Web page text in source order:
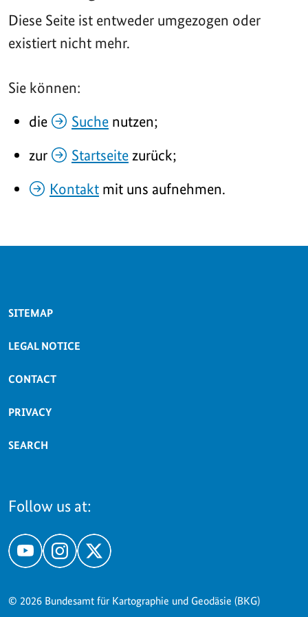
Diese Seite ist entweder umgezogen oder
existiert nicht mehr.
Sie können:
die
Suche nutzen;
zur
Startseite zurück;
Kontakt mit uns aufnehmen.
SERVICE NAVIGATION FOOTER
SITEMAP
LEGAL NOTICE
CONTACT
PRIVACY
SEARCH
© 2026 Bundesamt für Kartographie und Geodäsie (BKG)
Follow us at:
YouTubeInstagram
X